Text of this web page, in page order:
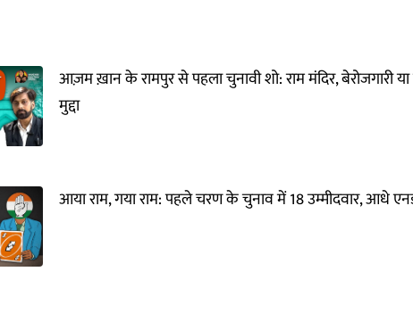
आज़म ख़ान के रामपुर से पहला चुनावी शो: राम मंदिर, बेरोजगारी
मुद्दा
आया राम, गया राम: पहले चरण के चुनाव में 18 उम्मीदवार, आधे